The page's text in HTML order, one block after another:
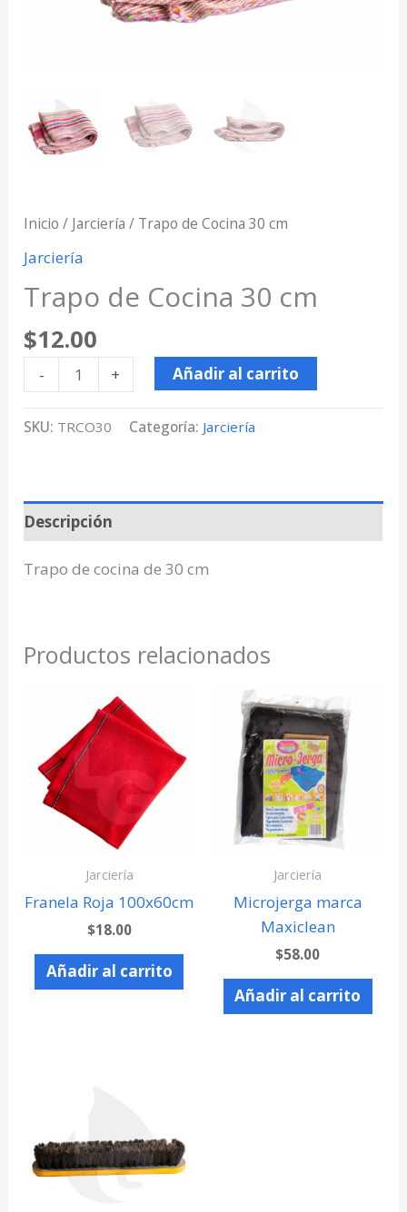
Inicio / Jarciería / Trapo de Cocina 30 cm
Jarciería
Trapo de Cocina 30 cm
$12.00
- + Añadir al carrito
SKU: TRCO30 Categoría: Jarciería
Descripción
Trapo de cocina de 30 cm
Productos relacionados
Jarciería
Franela Roja 100x60cm
$18.00
Añadir al carrito
Jarciería
Microjerga marca
Maxiclean
$58.00
Añadir al carrito